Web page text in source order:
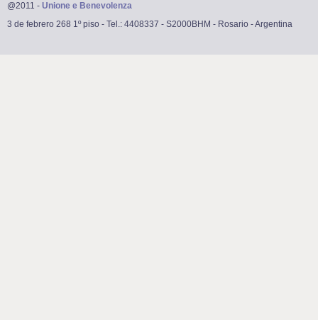
@2011 - Unione e Benevolenza
3 de febrero 268 1º piso - Tel.: 4408337 - S2000BHM - Rosario - Argentina